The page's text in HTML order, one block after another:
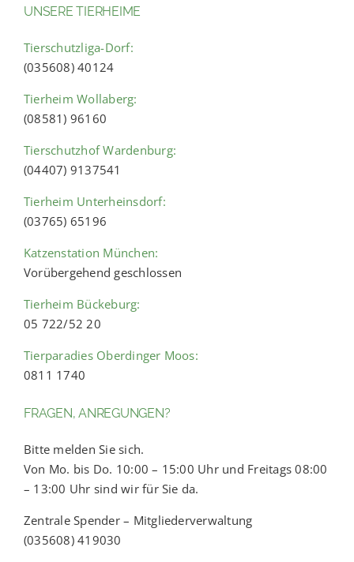
UNSERE TIERHEIME
Tierschutzliga-Dorf:
(035608) 40124
Tierheim Wollaberg:
(08581) 96160
Tierschutzhof Wardenburg:
(04407) 9137541
Tierheim Unterheinsdorf:
(03765) 65196
Katzenstation München:
Vorübergehend geschlossen
Tierheim Bückeburg:
05 722/52 20
Tierparadies Oberdinger Moos:
0811 1740
FRAGEN, ANREGUNGEN?
Bitte melden Sie sich.
Von Mo. bis Do. 10:00 – 15:00 Uhr und Freitags 08:00
– 13:00 Uhr sind wir für Sie da.
Zentrale Spender – Mitgliederverwaltung
(035608) 419030